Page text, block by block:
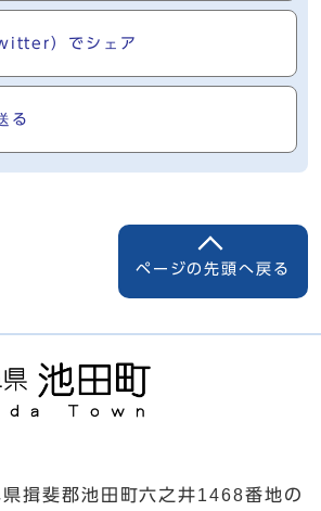
）でシェア
る
ページの先頭へ戻る
揖斐郡池田町六之井1468番地の